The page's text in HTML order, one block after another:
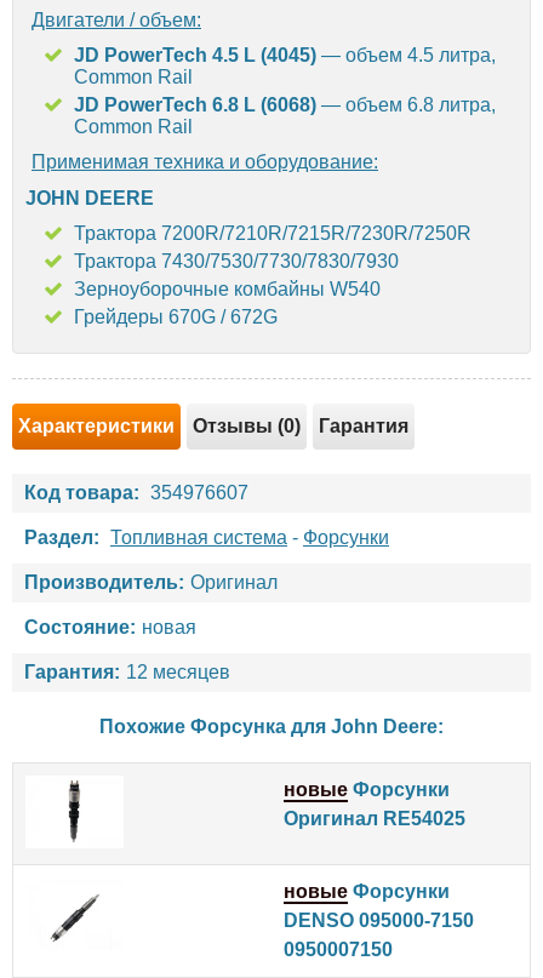
Двигатели / объем:
JD PowerTech 4.5 L (4045) — объем 4.5 литра,
Common Rail
JD PowerTech 6.8 L (6068) — объем 6.8 литра,
Common Rail
Применимая техника и оборудование:
JOHN DEERE
Трактора 7200R/7210R/7215R/7230R/7250R
Трактора 7430/7530/7730/7830/7930
Зерноуборочные комбайны W540
Грейдеры 670G / 672G
Характеристики Отзывы (0) Гарантия
Код товара: 354976607
Раздел: Топливная система - Форсунки
Производитель: Оригинал
Состояние: новая
Гарантия: 12 месяцев
Похожие Форсунка для John Deere:
новые Форсунки
Оригинал RE54025
новые Форсунки
DENSO 095000-7150
0950007150